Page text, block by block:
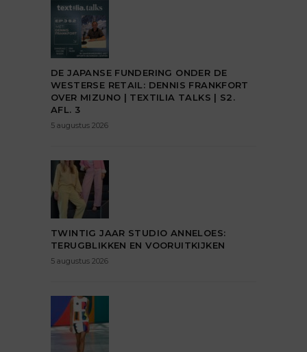
DE JAPANSE FUNDERING ONDER DE
WESTERSE RETAIL: DENNIS FRANKFORT
OVER MIZUNO | TEXTILIA TALKS | S2.
AFL. 3
5 augustus 2026
TWINTIG JAAR STUDIO ANNELOES:
TERUGBLIKKEN EN VOORUITKIJKEN
5 augustus 2026